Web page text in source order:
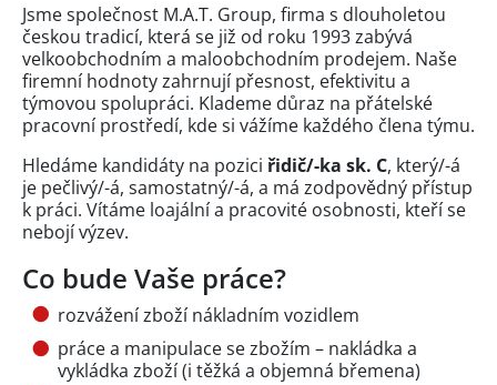
Jsme společnost M.A.T. Group, firma s dlouholetou
českou tradicí, která se již od roku 1993 zabývá
velkoobchodním a maloobchodním prodejem. Naše
firemní hodnoty zahrnují přesnost, efektivitu a
týmovou spolupráci. Klademe důraz na přátelské
pracovní prostředí, kde si vážíme každého člena týmu.
Hledáme kandidáty na pozici řidič/-ka sk. C, který/-á
je pečlivý/-á, samostatný/-á, a má zodpovědný přístup
k práci. Vítáme loajální a pracovité osobnosti, kteří se
nebojí výzev.
Co bude Vaše práce?
rozvážení zboží nákladním vozidlem
práce a manipulace se zbožím – nakládka a
vykládka zboží (i těžká a objemná břemena)